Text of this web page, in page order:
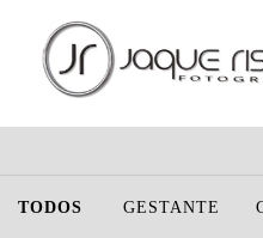
TODOS GESTANTE